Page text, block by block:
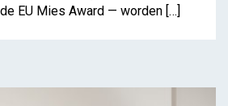
EU Mies Award — worden […]